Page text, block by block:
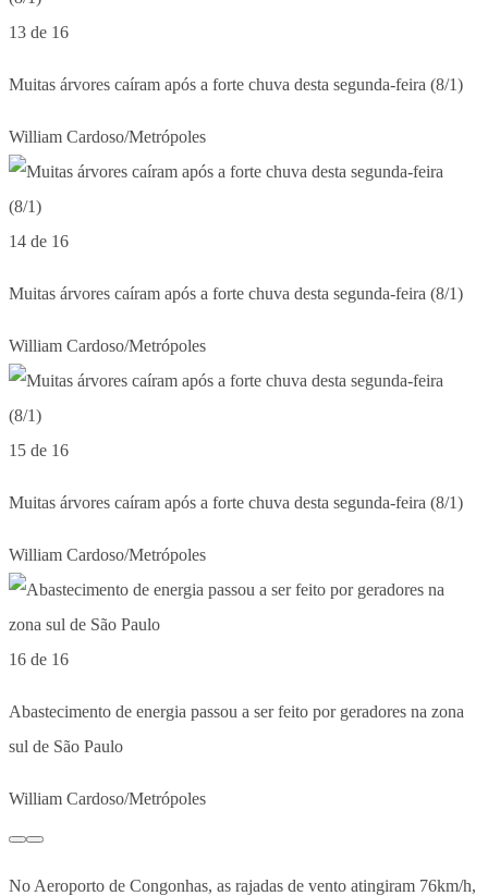
13 de 16
Muitas árvores caíram após a forte chuva desta segunda-feira (8/1)
William Cardoso/Metrópoles
14 de 16
Muitas árvores caíram após a forte chuva desta segunda-feira (8/1)
William Cardoso/Metrópoles
15 de 16
Muitas árvores caíram após a forte chuva desta segunda-feira (8/1)
William Cardoso/Metrópoles
16 de 16
Abastecimento de energia passou a ser feito por geradores na zona
sul de São Paulo
William Cardoso/Metrópoles
No Aeroporto de Congonhas, as rajadas de vento atingiram 76km/h,